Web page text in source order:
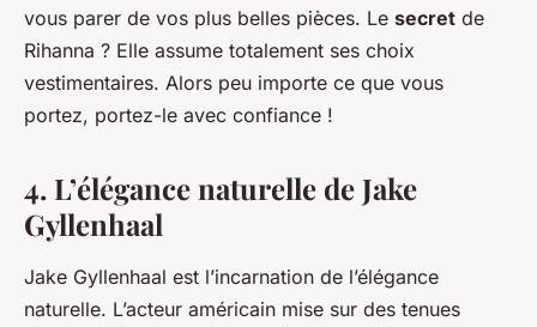
vous parer de vos plus belles pièces. Le secret de
Rihanna ? Elle assume totalement ses choix
vestimentaires. Alors peu importe ce que vous
portez, portez-le avec confiance !
4. L’élégance naturelle de Jake
Gyllenhaal
Jake Gyllenhaal est l’incarnation de l’élégance
naturelle. L’acteur américain mise sur des tenues